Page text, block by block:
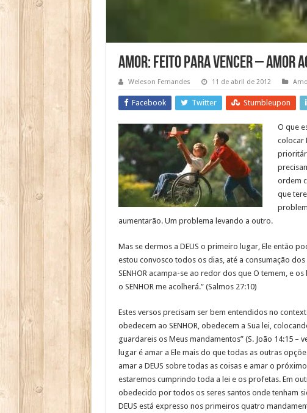
Amor: Feito para vencer – Amor
Weleson Fernandes 11 de abril de 2012
Facebook Twitter Stumbleupon
O que
colocar
ordem
que
aumentarão. Um problema levando a outro.
Mas se dermos a DEUS o primeiro lugar, Ele então
estou convosco todos os dias, até a consumação dos
SENHOR acampa-se ao redor dos que O temem, e
o SENHOR me acolherá.” (Salmos 27:10)
Estes versos precisam ser bem entendidos no
obedecem ao SENHOR, obedecem a Sua lei,
guardareis os Meus mandamentos” (S. João 14:15 –
lugar é amar a Ele mais do que todas as outras
amar a DEUS sobre todas as coisas e amar o
estaremos cumprindo toda a lei e os profetas. Em
obedecido por todos os seres santos onde tenham
DEUS está expresso nos primeiros quatro